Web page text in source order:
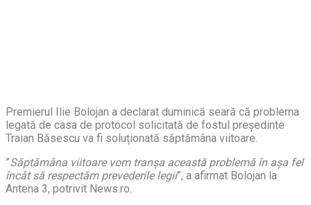
Premierul Ilie Bolojan a declarat duminică seară că problema
legată de casa de protocol solicitată de fostul președinte
Traian Băsescu va fi soluționată săptămâna viitoare.
”Săptămâna viitoare vom tranşa această problemă în aşa fel
încât să respectăm prevederile legii”, a afirmat Bolojan la
Antena 3, potrivit News.ro.